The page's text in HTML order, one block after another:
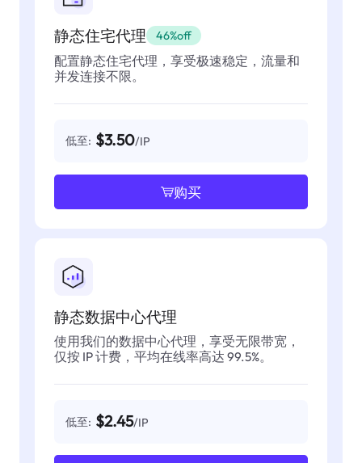
静态住宅代理 46%off
配置静态住宅代理，享受极速稳定，流量和
并发连接不限。
低至: $3.50/IP
购买
静态数据中心代理
使用我们的数据中心代理，享受无限带宽，
仅按 IP 计费，平均在线率高达 99.5%。
低至: $2.45/IP